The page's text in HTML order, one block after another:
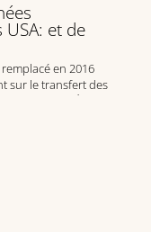
USA: et de
en 2016
sur le transfert des
aux États-Unis.